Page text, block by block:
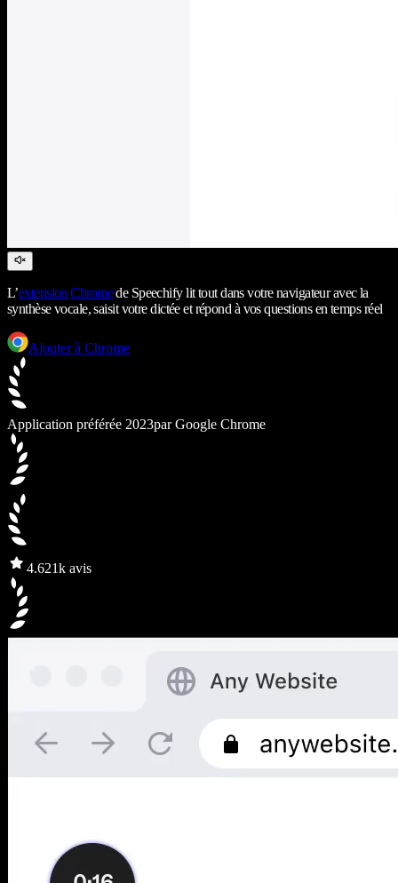
L’extension Chromede Speechify lit tout dans votre navigateur avec la
synthèse vocale, saisit votre dictée et répond à vos questions en temps réel
Ajouter à Chrome
Application préférée 2023par Google Chrome
4.621k avis